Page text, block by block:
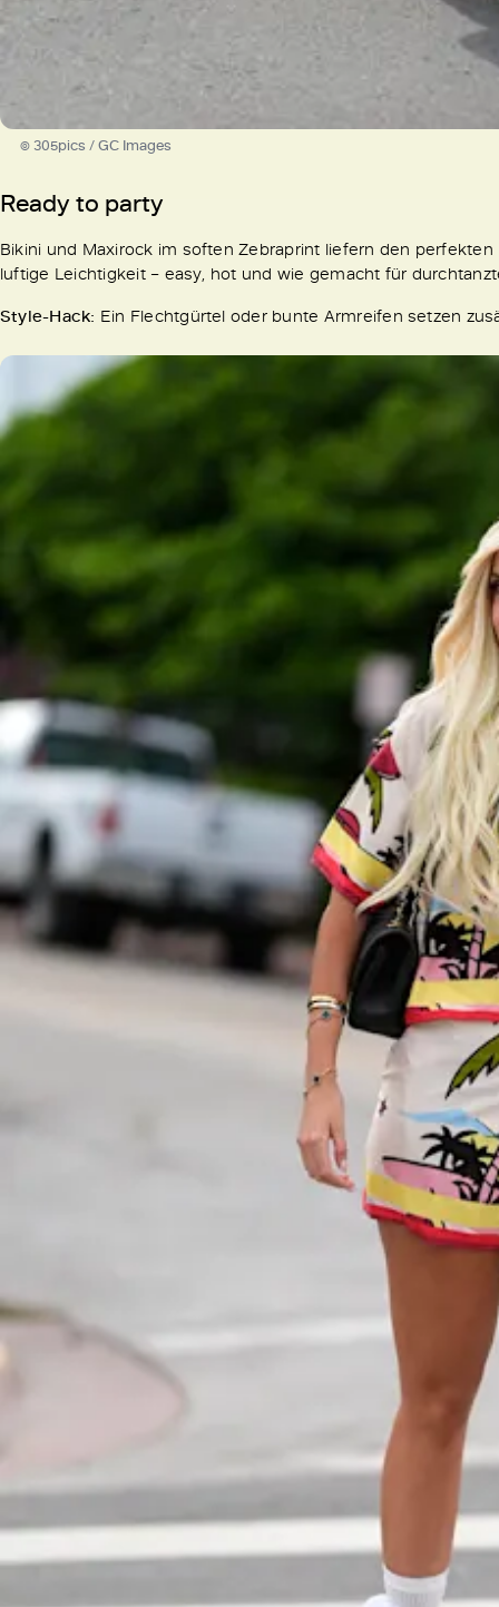
© 305pics / GC Images
Ready to party
Bikini und Maxirock im soften Zebraprint liefern den
luftige Leichtigkeit – easy, hot und wie gemacht für
Style-Hack: Ein Flechtgürtel oder bunte Armreifen setzen